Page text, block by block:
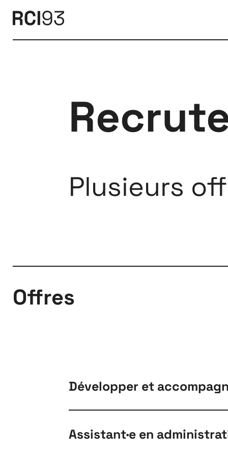
Extensions
Plusieurs
Offres
Développer et
Assistant·e en